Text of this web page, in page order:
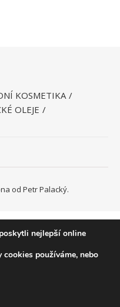
KOSMETIKA
OLEJE
od Petr Palacký.
nejlepší online
používáme, nebo